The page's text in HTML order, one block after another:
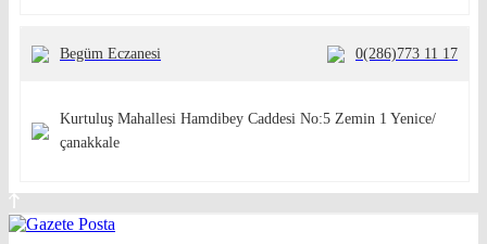
Begüm Eczanesi 0(286)773 11 17
Kurtuluş Mahallesi Hamdibey Caddesi No:5 Zemin 1 Yenice/
çanakkale